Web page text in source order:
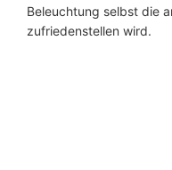
Beleuchtung selbst die
zufriedenstellen wird.